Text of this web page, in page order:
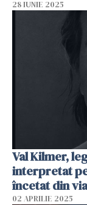
28 IUNIE 2025
Val Kilmer,
interpretat
încetat din
02 APRILIE 2025